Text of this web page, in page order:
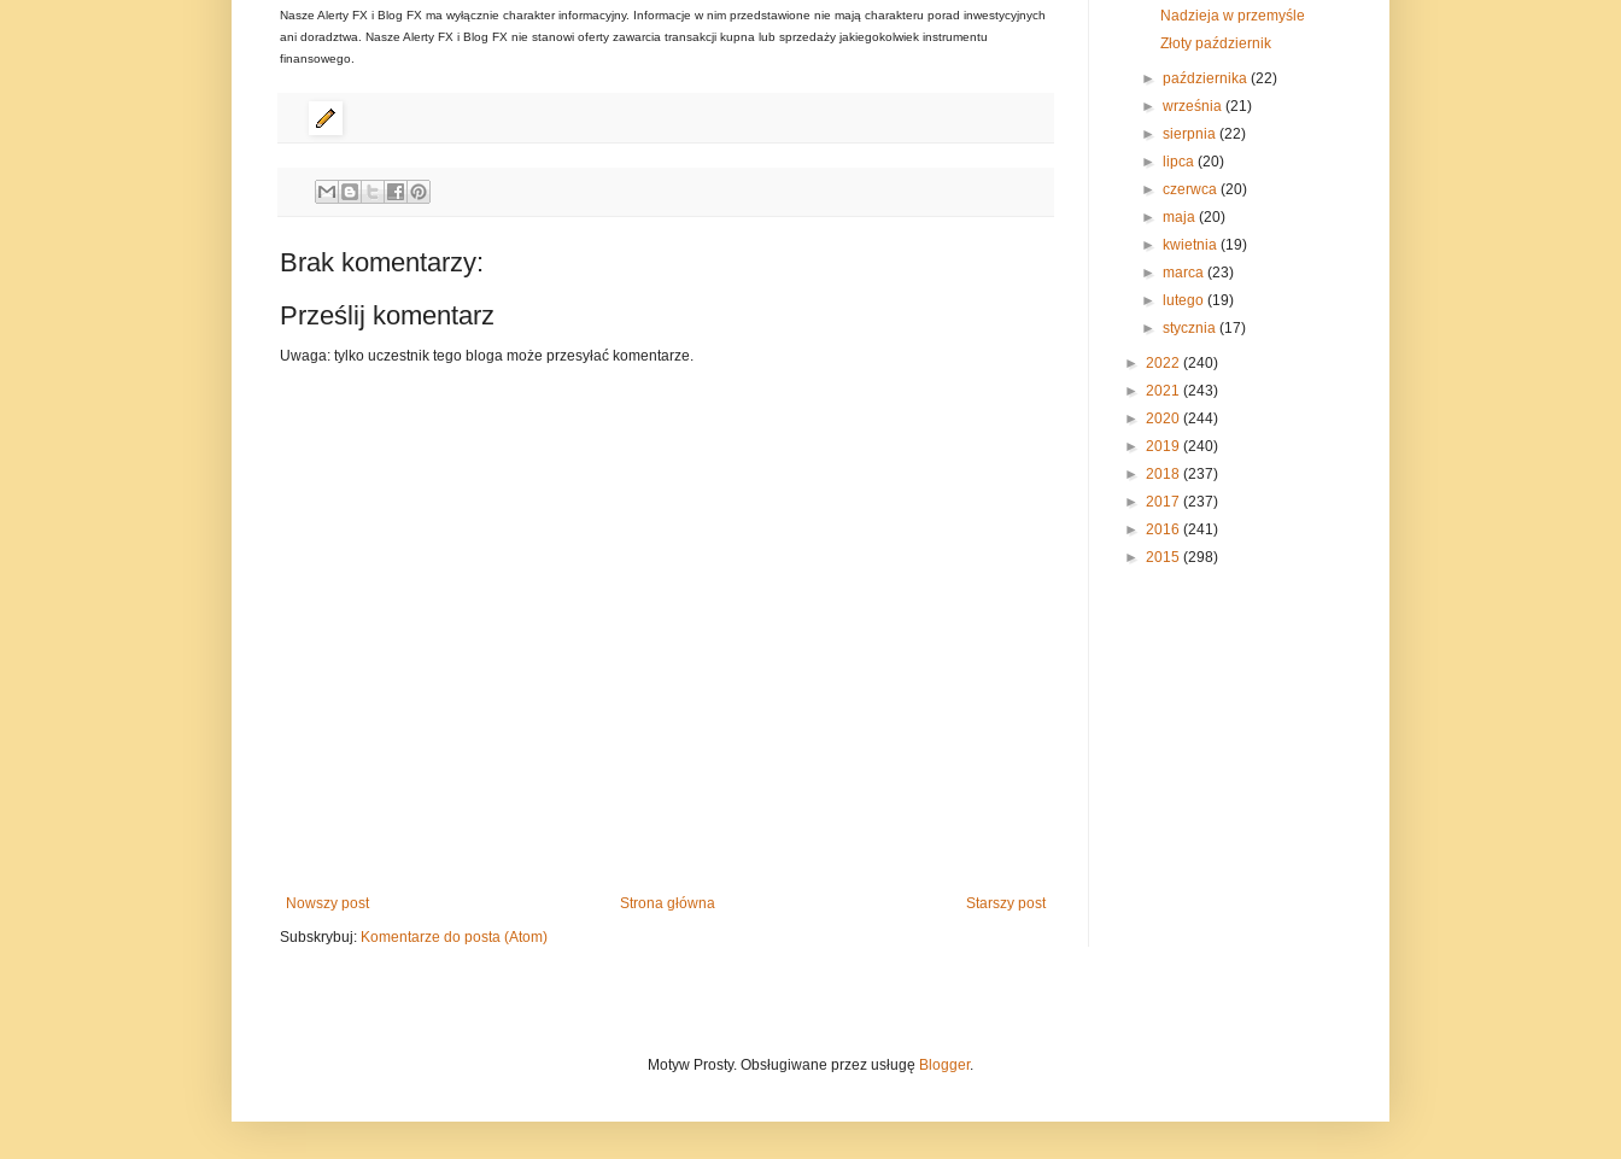
Nasze Alerty FX i Blog FX ma wyłącznie charakter informacyjny. Informacje w nim przedstawione nie mają charakteru porad inwestycyjnych
ani doradztwa. Nasze Alerty FX i Blog FX nie stanowi oferty zawarcia transakcji kupna lub sprzedaży jakiegokolwiek instrumentu
finansowego.
Brak komentarzy:
Prześlij komentarz
Uwaga: tylko uczestnik tego bloga może przesyłać komentarze.
Nowszy post Starszy post
Strona główna
Subskrybuj: Komentarze do posta (Atom)
Nadzieja w przemyśle
Złoty październik
►października(22)
►września(21)
►sierpnia(22)
►lipca(20)
►czerwca(20)
►maja(20)
►kwietnia(19)
►marca(23)
►lutego(19)
►stycznia(17)
► 2022 (240)
► 2021 (243)
► 2020 (244)
► 2019 (240)
► 2018 (237)
► 2017 (237)
► 2016 (241)
► 2015 (298)
Motyw Prosty. Obsługiwane przez usługę Blogger.